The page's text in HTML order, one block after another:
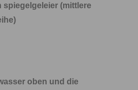
spiegelgeleier (mittlere
oben und die